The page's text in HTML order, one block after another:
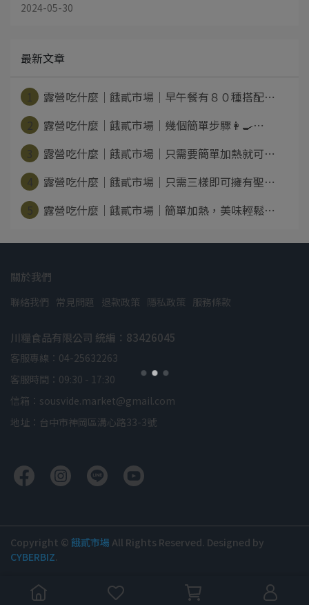
2024-05-30
最新文章
露營吃什麼｜餓貳市場｜早午餐有８０種搭配⋯
露營吃什麼｜餓貳市場｜幾個簡單步驟👩‍🍳⋯
露營吃什麼｜餓貳市場｜只需要簡單加熱就可⋯
露營吃什麼｜餓貳市場｜只需三樣即可擁有聖⋯
露營吃什麼｜餓貳市場｜簡單加熱，美味輕鬆⋯
關於我們
聯絡我們 常見問題 退款政策 隱私政策 服務條款
川糧食品有限公司 統編：83426045
客服專線：04-25632263
客服時間：09:30 - 17:30
信箱：sousvide.market@gmail.com
地址：台中市神岡區溝心路33-3號
Copyright © 餓貳市場 All Rights Reserved. Designed by
CYBERBIZ.